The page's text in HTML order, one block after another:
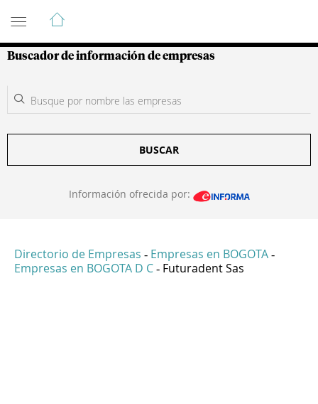
Guía de Empresas Colombianas
Buscador de información de empresas
BUSCAR
Información ofrecida por:
Directorio de Empresas - Empresas en BOGOTA -
Empresas en BOGOTA D C - Futuradent Sas